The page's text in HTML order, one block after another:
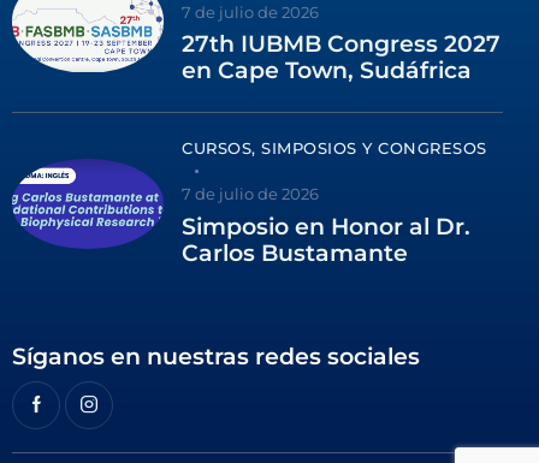
7 de julio de 2026
27th IUBMB Congress 2027
en Cape Town, Sudáfrica
CURSOS, SIMPOSIOS Y CONGRESOS
7 de julio de 2026
Simposio en Honor al Dr.
Carlos Bustamante
Síganos en nuestras redes sociales